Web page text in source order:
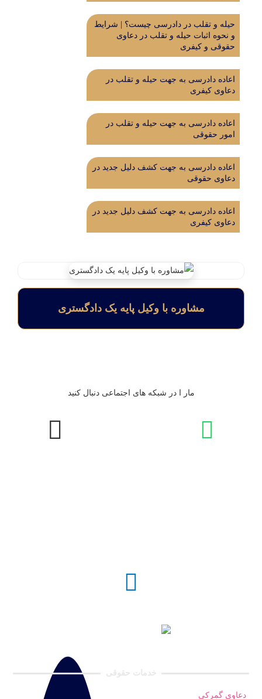
حیله و تقلب در دادرسی چیست؟ | شرایط
و نحوه اثبات حیله و تقلب در دعاوی
حقوقی و کیفری
اعاده دادرسی به جهت حیله و تقلب در
دعاوی کیفری
اعاده دادرسی به جهت حیله و تقلب در
امور حقوقی
اعاده دادرسی به جهت کشف دلیل جدید در
دعاوی حقوقی
اعاده دادرسی به جهت کشف دلیل جدید در
دعاوی کیفری
مشاوره با وکیل پایه یک دادگستری
مار ا در شبکه های اجتماعی دنبال کنید
دعاوی گمرکی